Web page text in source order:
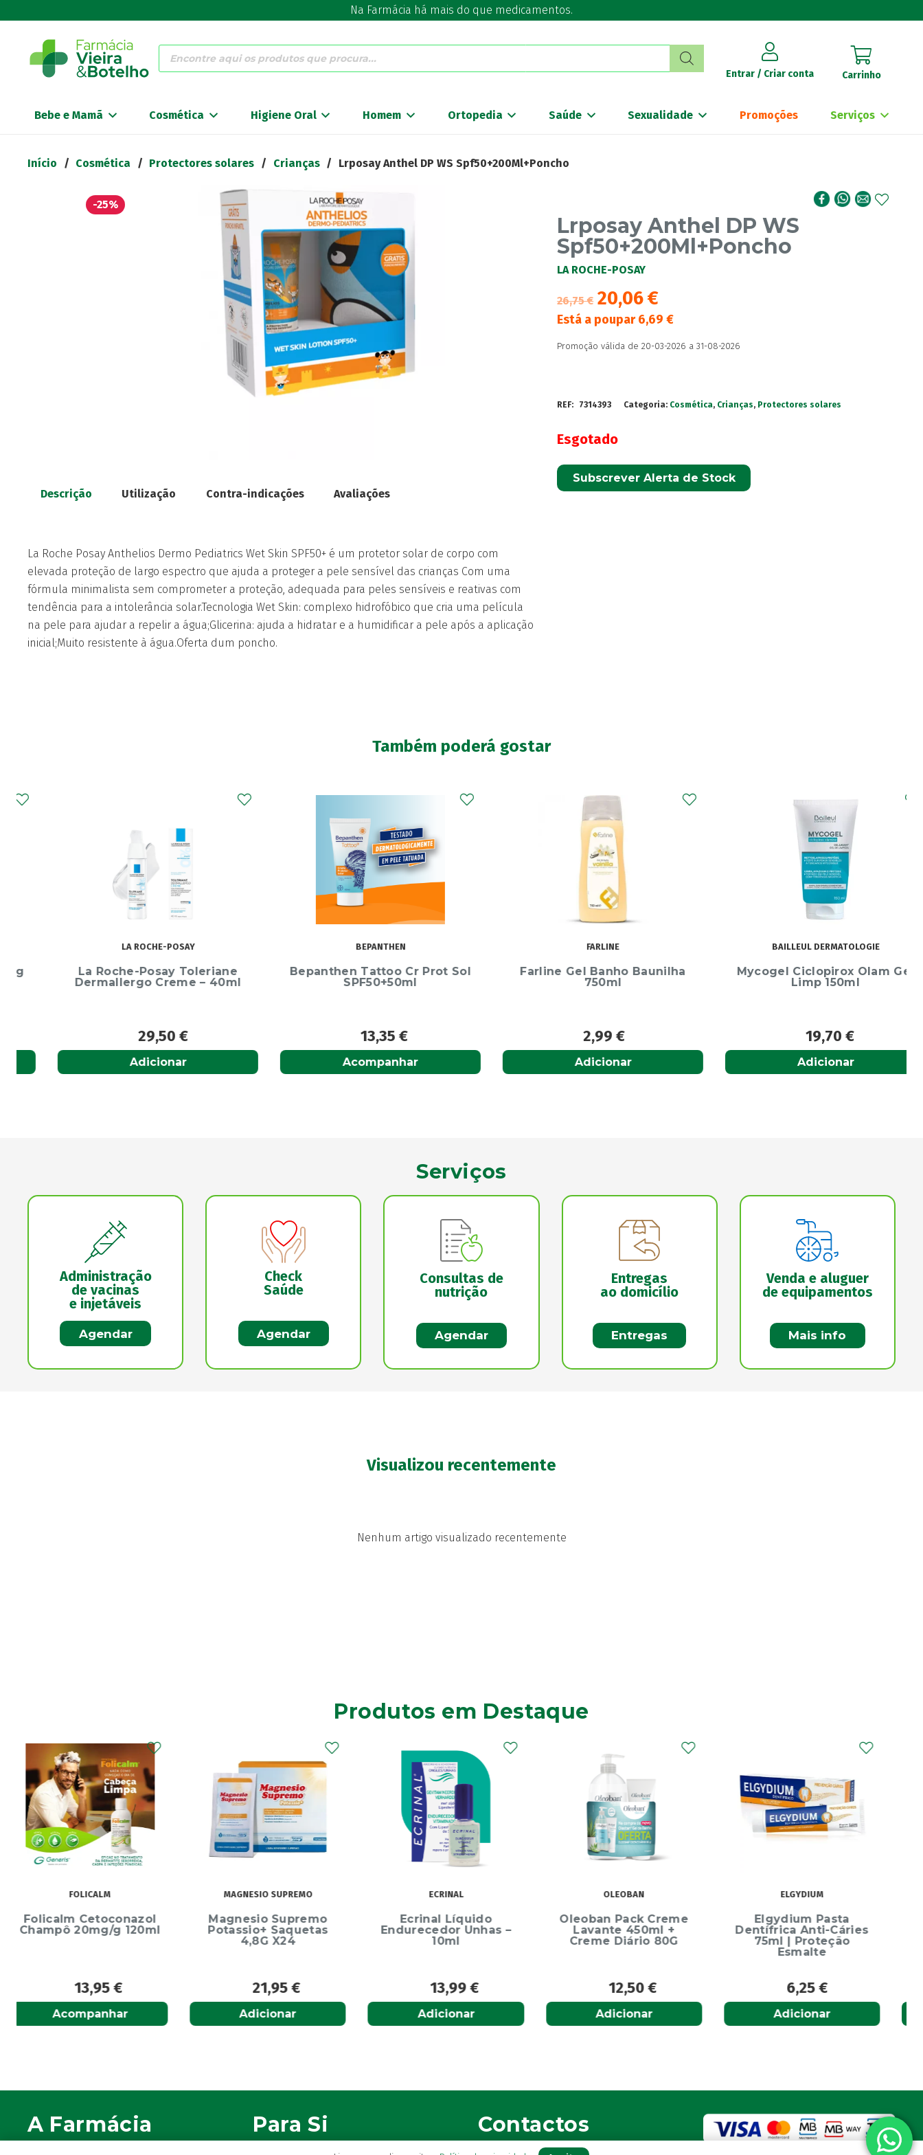
Na Farmácia há mais do que medicamentos.
Products
search
Entrar / Criar conta Carrinho
Bebe e Mamã Cosmética Higiene Oral Homem Ortopedia Saúde Sexualidade Promoções Serviços
Início / Cosmética / Protectores solares / Crianças / Lrposay Anthel DP WS Spf50+200Ml+Poncho
-25%
Descrição Utilização Contra-indicações Avaliações
La Roche Posay Anthelios Dermo Pediatrics Wet Skin SPF50+ é um protetor solar de corpo com
elevada proteção de largo espectro que ajuda a proteger a pele sensível das crianças Com uma
fórmula minimalista sem comprometer a proteção, adequada para peles sensíveis e reativas com
tendência para a intolerância solar.Tecnologia Wet Skin: complexo hidrofóbico que cria uma película
na pele para ajudar a repelir a água;Glicerina: ajuda a hidratar e a humidificar a pele após a aplicação
inicial;Muito resistente à água.Oferta dum poncho.
Lrposay Anthel DP WS
Spf50+200Ml+Poncho
LA ROCHE-POSAY
26,75€ 20,06€
Está a poupar6,69€
Promoção válida de 20-03-2026 a 31-08-2026
REF: 7314393 Categoria: Cosmética, Crianças, Protectores solares
Esgotado
Subscrever Alerta de Stock
Também poderá gostar
LA ROCHE-POSAY
La Roche-Posay Toleriane
Dermallergo Creme – 40ml
29,50€
Adicionar
BEPANTHEN
Bepanthen Tattoo Cr Prot Sol
SPF50+50ml
13,35€
Acompanhar
FARLINE
Farline Gel Banho Baunilha
750ml
2,99€
Adicionar
BAILLEUL DERMATOLOGIE
Mycogel Ciclopirox Olam Gel
Limp 150ml
19,70€
Adicionar
Serviços
Administração
de vacinas
e injetáveis
Agendar
Check
Saúde
Agendar
Consultas de
nutrição
Agendar
Entregas
ao domicílio
Entregas
Venda e aluguer
de equipamentos
Mais info
Visualizou recentemente
Nenhum artigo visualizado recentemente
Produtos em Destaque
MAGNESIO SUPREMO
Magnesio Supremo
Potassio+ Saquetas
21,95
Adicionar
ECRINAL
Ecrinal Líquido
Endurecedor Unhas –
10ml
13,99
Adicionar
OLEOBAN
Oleoban Pack Creme
Lavante 450ml +
Creme Diário 80G
12,50
Adicionar
ELGYDIUM
Elgydium Pasta
Dentífrica Anti-Cáries
75ml | Proteção
6,25€
Adicionar
CURAPROX
Curaprox Surgical
Escova Dentes Mega
Soft
6,65
Adicionar
A Farmácia Para Si Contactos
(+351) 296 282 037